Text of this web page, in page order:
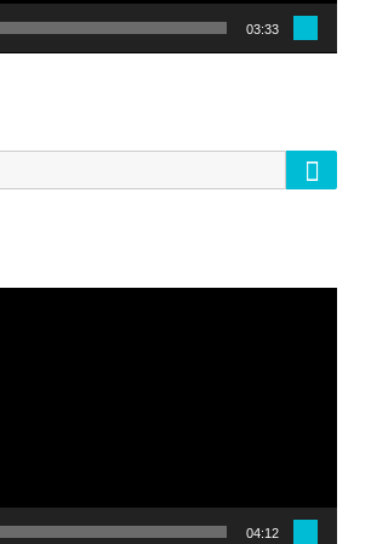
03:33
04:12